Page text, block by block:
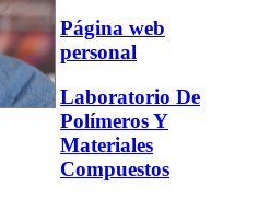
Página web
personal
Laboratorio De
Polímeros Y
Materiales
Compuestos